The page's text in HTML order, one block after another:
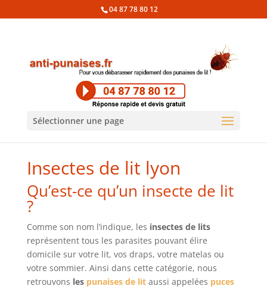
04 87 78 80 12
Sélectionner une page
Insectes de lit lyon
Qu’est-ce qu’un insecte de lit
?
Comme son nom l’indique, les insectes de lits
représentent tous les parasites pouvant élire
domicile sur votre lit, vos draps, votre matelas ou
votre sommier. Ainsi dans cette catégorie, nous
retrouvons les punaises de litaussi appelées puces